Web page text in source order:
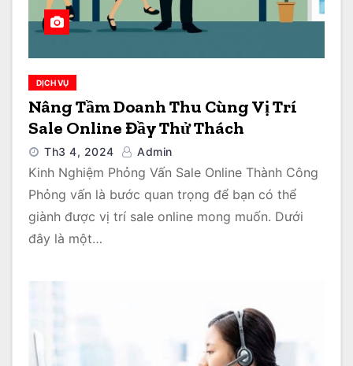
DỊCH VỤ
Nâng Tầm Doanh Thu Cùng Vị Trí
Sale Online Đầy Thử Thách
Th3 4, 2024 Admin
Kinh Nghiệm Phỏng Vấn Sale Online Thành Công
Phỏng vấn là bước quan trọng để bạn có thể
giành được vị trí sale online mong muốn. Dưới
đây là một…